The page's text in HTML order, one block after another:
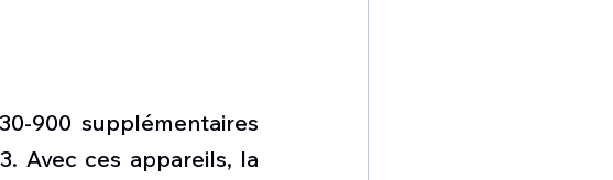
900 supplémentaires
Avec ces appareils, la